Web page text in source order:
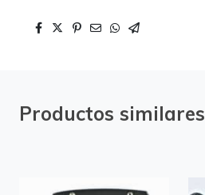
Productos similares